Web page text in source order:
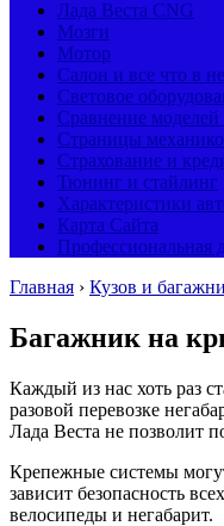
Лада Веста CNG
Мозги
Мотор
Салон и все что в
Световое
Сравнение
Страницы
Страхование и
Тюнинг и стайлинг
Характеристики
Карта Сайта
Профессиональная
Главная › Кузов и
Багажник на
Каждый из нас хоть раз
разовой перевозке
Лада Веста не позволит
Крепежные системы
зависит безопасность
велосипеды и негабарит.